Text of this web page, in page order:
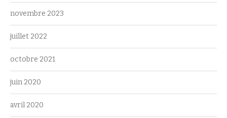
novembre 2023
juillet 2022
octobre 2021
juin 2020
avril 2020